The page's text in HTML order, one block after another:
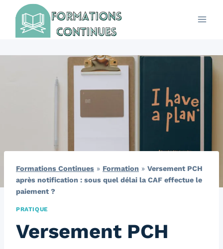
contenu
Formations Continues » Formation » Versement PCH
après notification : sous quel délai la CAF effectue le
paiement ?
PRATIQUE
Versement PCH